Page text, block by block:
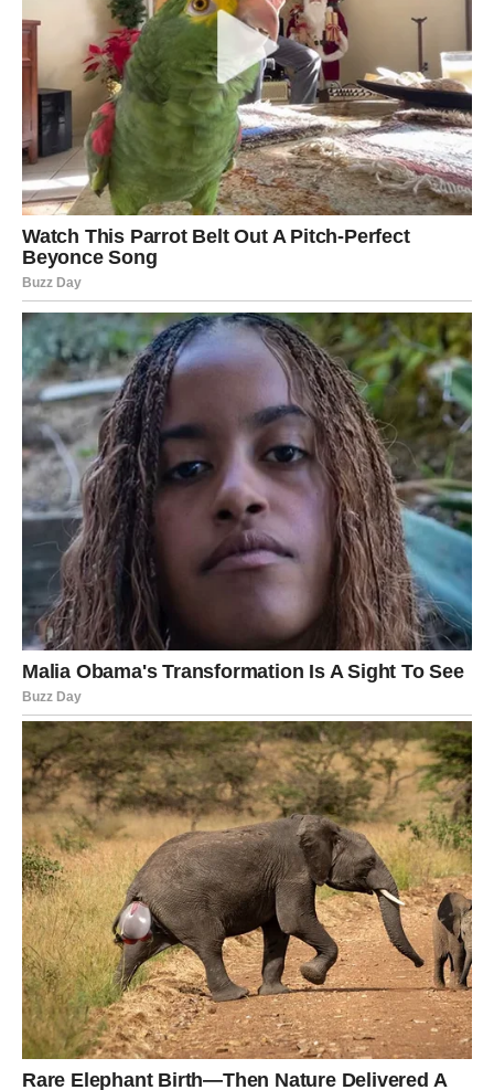
Poruka dana:verujte svom instinktu – on vas danas vodi
pravo ka dobitku.
BLIZANCI
Za Blizance je ovaj dan obojen razgovorima, porukama i
informacijama koje menjaju perspektivu. Moguće je da
saznate nešto što će vas iznenaditi – o osobi, poslu ili
situaciji za koju ste mislili da je jasna. Nemojte odmah
reagovati, jer istina ima više slojeva.
Emotivno ste zbunjeni – srce i razum ne govore istim
jezikom. Ako osećate umor, to je znak da ste previše
energije dali drugima. Finansije su promenljive – ne
trošite impulsivno.
RAK
Rakovi su danas posebno osetljivi. Energija 26. decembra
vas tera da se suočite sa emocijama koje ste potiskivali.
Prošlost se može javiti kroz sećanja, poruke ili snove.
Iako to može biti emotivno iscrpljujeće, ovo je neophodan
korak ka unutrašnjem miru.
Na porodičnom planu moguće su tenzije, ali i šansa za
iskren razgovor koji donosi olakšanje. Finansijski – budite
oprezni, ne ulazite u rasprave oko novca.
LAV
Lav danas oseća pritisak odgovornosti. Od vas se očekuje
mnogo, a vi imate utisak da niko ne vidi koliko se trudite.
Ovo je dan kada morate jasno postaviti granice – i na
poslu i u privatnom životu.